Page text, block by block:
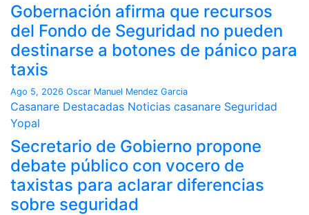
Gobernación afirma que recursos
del Fondo de Seguridad no pueden
destinarse a botones de pánico para
taxis
Ago 5, 2026 Oscar Manuel Mendez Garcia
Casanare Destacadas Noticias casanare Seguridad
Yopal
Secretario de Gobierno propone
debate público con vocero de
taxistas para aclarar diferencias
sobre seguridad